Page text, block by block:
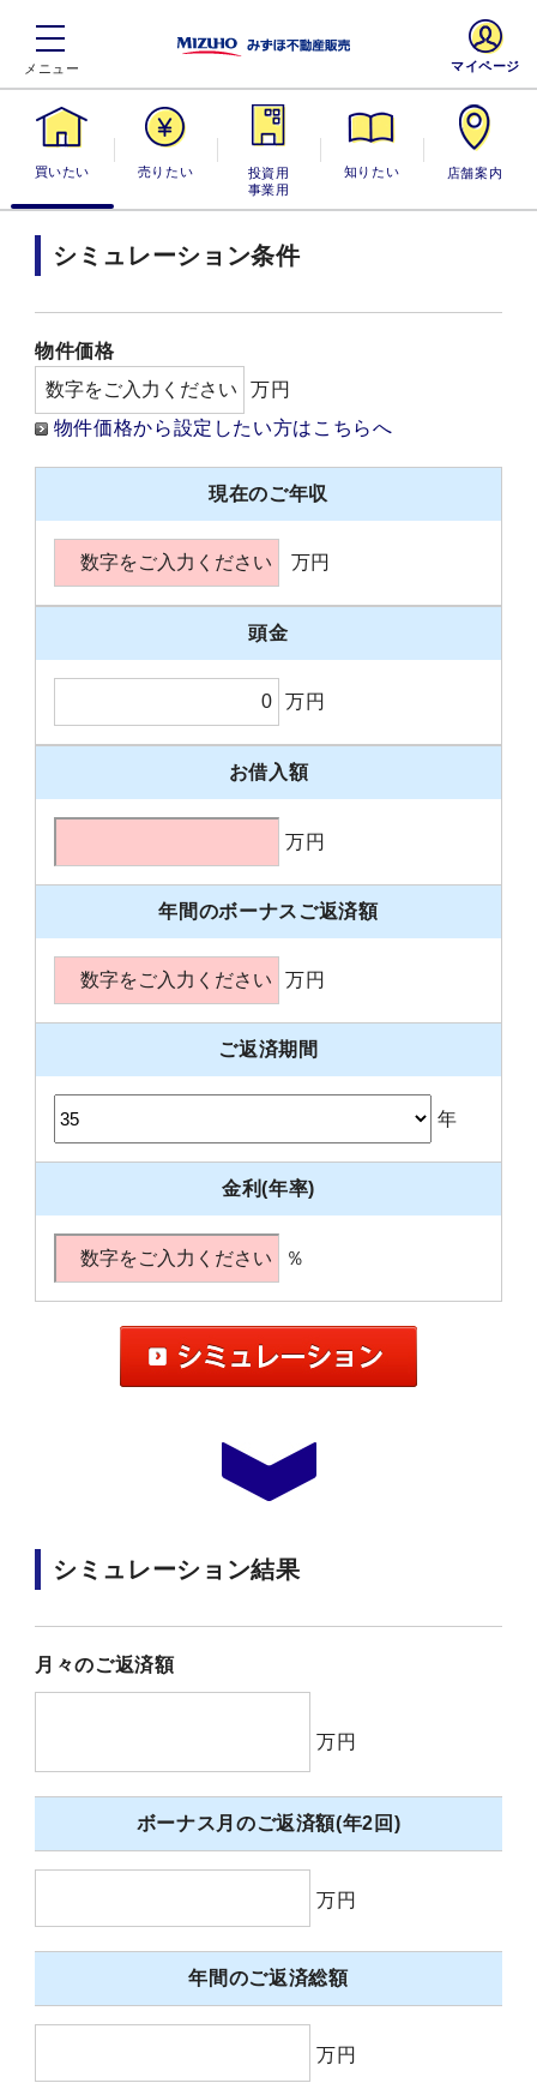
買いたい 売りたい
投資用・事業
用
知りたい 店舗案内
マイページ
シミュレーション条件
物件価格
万円
物件価格から設定したい方はこちらへ
現在のご年収
万円
頭金
万円
お借入額
万円
年間のボーナスご返済額
万円
ご返済期間
年
金利(年率)
％
シミュレーション結果
月々のご返済額
万円
ボーナス月のご返済額(年2回)
万円
年間のご返済総額
万円